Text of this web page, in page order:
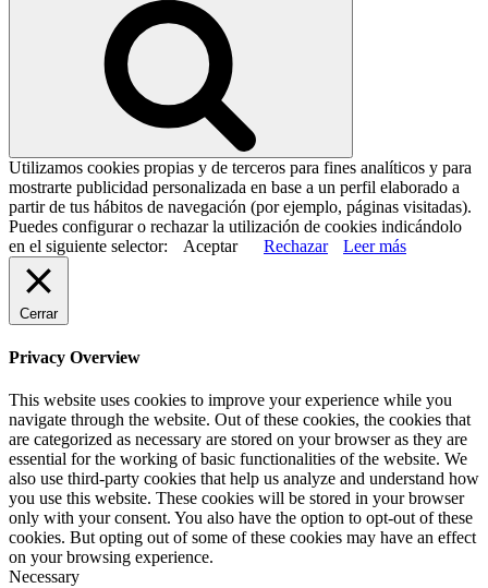
Utilizamos cookies propias y de terceros para fines analíticos y para
mostrarte publicidad personalizada en base a un perfil elaborado a
partir de tus hábitos de navegación (por ejemplo, páginas visitadas).
Puedes configurar o rechazar la utilización de cookies indicándolo
en el siguiente selector:
Aceptar Rechazar Leer más
Cerrar
Privacy Overview
This website uses cookies to improve your experience while you
navigate through the website. Out of these cookies, the cookies that
are categorized as necessary are stored on your browser as they are
essential for the working of basic functionalities of the website. We
also use third-party cookies that help us analyze and understand how
you use this website. These cookies will be stored in your browser
only with your consent. You also have the option to opt-out of these
cookies. But opting out of some of these cookies may have an effect
on your browsing experience.
Necessary